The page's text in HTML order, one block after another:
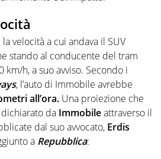
velocità a cui andava il SUV
stando al conducente del tram
h, a suo avviso. Secondo i
, l’auto di Immobile avrebbe
all’ora. Una proiezione che
da Immobileattraverso il
dal suo avvocato, Erdis
a Repubblica: